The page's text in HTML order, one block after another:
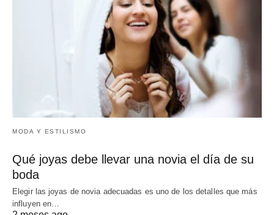
MODA Y ESTILISMO
Qué joyas debe llevar una novia el día de su
boda
Elegir las joyas de novia adecuadas es uno de los detalles que más
influyen en…